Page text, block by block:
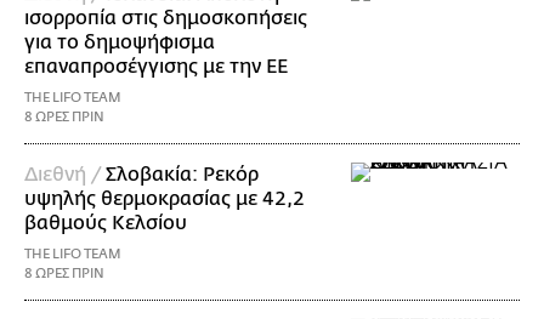
ισορροπία στις δημοσκοπήσεις
για το δημοψήφισμα
επαναπροσέγγισης με την ΕΕ
THE LIFO TEAM
8 ΩΡΕΣ ΠΡΙΝ
Διεθνή / Σλοβακία: Ρεκόρ
υψηλής θερμοκρασίας με 42,2
βαθμούς Κελσίου
THE LIFO TEAM
8 ΩΡΕΣ ΠΡΙΝ